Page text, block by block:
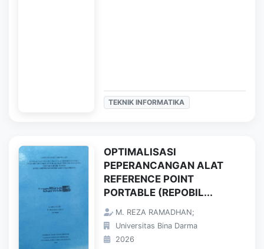
TEKNIK INFORMATIKA
OPTIMALISASI
PEPERANCANGAN ALAT
REFERENCE POINT
PORTABLE (REPOBIL...
M. REZA RAMADHAN;
Universitas Bina Darma
2026